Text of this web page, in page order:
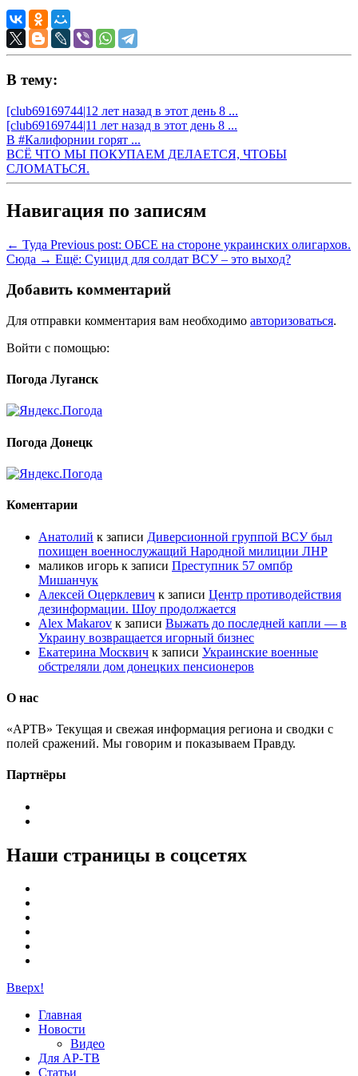
В тему:
[club69169744|12 лет назад в этот день 8 ...
[club69169744|11 лет назад в этот день 8 ...
В #Калифорнии горят ...
ВСЁ ЧТО МЫ ПОКУПАЕМ ДЕЛАЕТСЯ, ЧТОБЫ
СЛОМАТЬСЯ.
Навигация по записям
← Туда Previous post: ОБСЕ на стороне украинских олигархов.
Сюда → Ещё: Суицид для солдат ВСУ – это выход?
Добавить комментарий
Для отправки комментария вам необходимо авторизоваться.
Войти с помощью:
Погода Луганск
Погода Донецк
Коментарии
Анатолий к записи Диверсионной группой ВСУ был
похищен военнослужащий Народной милиции ЛНР
маликов игорь к записи Преступник 57 омпбр
Мишанчук
Алексей Оцерклевич к записи Центр противодействия
дезинформации. Шоу продолжается
Alex Makarov к записи Выжать до последней капли — в
Украину возвращается игорный бизнес
Екатерина Москвич к записи Украинские военные
обстреляли дом донецких пенсионеров
О нас
«АРТВ» Текущая и свежая информация региона и сводки с
полей сражений. Мы говорим и показываем Правду.
Партнёры
Наши страницы в соцсетях
Вверх!
Главная
Новости
Видео
Для АР-ТВ
Статьи